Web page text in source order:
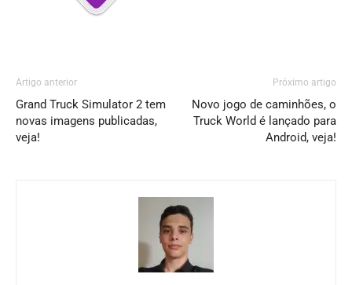
Artigo anterior
Grand Truck Simulator 2 tem
novas imagens publicadas,
veja!
Próximo artigo
Novo jogo de caminhões, o
Truck World é lançado para
Android, veja!